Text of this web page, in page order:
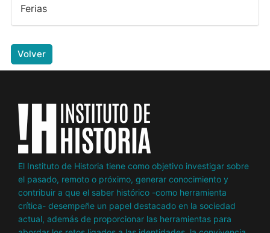
Ferias
Volver
El Instituto de Historia tiene como objetivo investigar sobre
el pasado, remoto o próximo, generar conocimiento y
contribuir a que el saber histórico -como herramienta
crítica- desempeñe un papel destacado en la sociedad
actual, además de proporcionar las herramientas para